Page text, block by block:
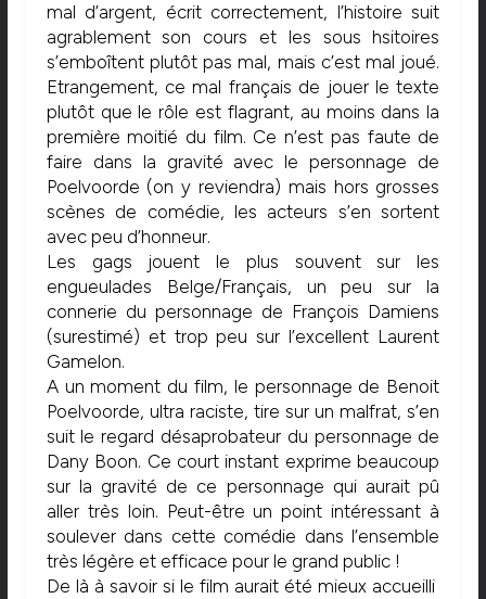
mal d’argent, écrit correctement, l’histoire suit
agrablement son cours et les sous hsitoires
s’emboîtent plutôt pas mal, mais c’est mal joué.
Etrangement, ce mal français de jouer le texte
plutôt que le rôle est flagrant, au moins dans la
première moitié du film. Ce n’est pas faute de
faire dans la gravité avec le personnage de
Poelvoorde (on y reviendra) mais hors grosses
scènes de comédie, les acteurs s’en sortent
avec peu d’honneur.
Les gags jouent le plus souvent sur les
engueulades Belge/Français, un peu sur la
connerie du personnage de François Damiens
(surestimé) et trop peu sur l’excellent Laurent
Gamelon.
A un moment du film, le personnage de Benoit
Poelvoorde, ultra raciste, tire sur un malfrat, s’en
suit le regard désaprobateur du personnage de
Dany Boon. Ce court instant exprime beaucoup
sur la gravité de ce personnage qui aurait pû
aller très loin. Peut-être un point intéressant à
soulever dans cette comédie dans l’ensemble
très légère et efficace pour le grand public !
De là à savoir si le film aurait été mieux accueilli